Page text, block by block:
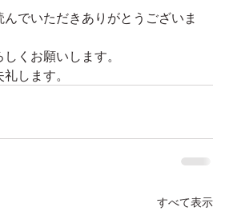
んでいただきありがとうございま
くお願いします。
します。
すべて表示